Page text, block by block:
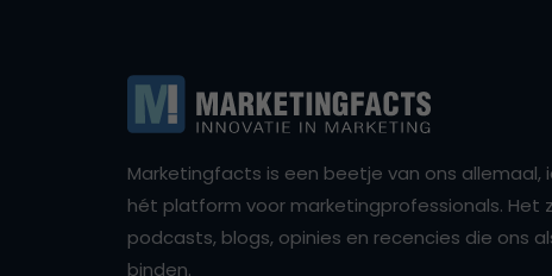
Marketingfacts is een beetje van ons allemaal,
hét platform voor marketingprofessionals. Het
podcasts, blogs, opinies en recencies die ons
binden.